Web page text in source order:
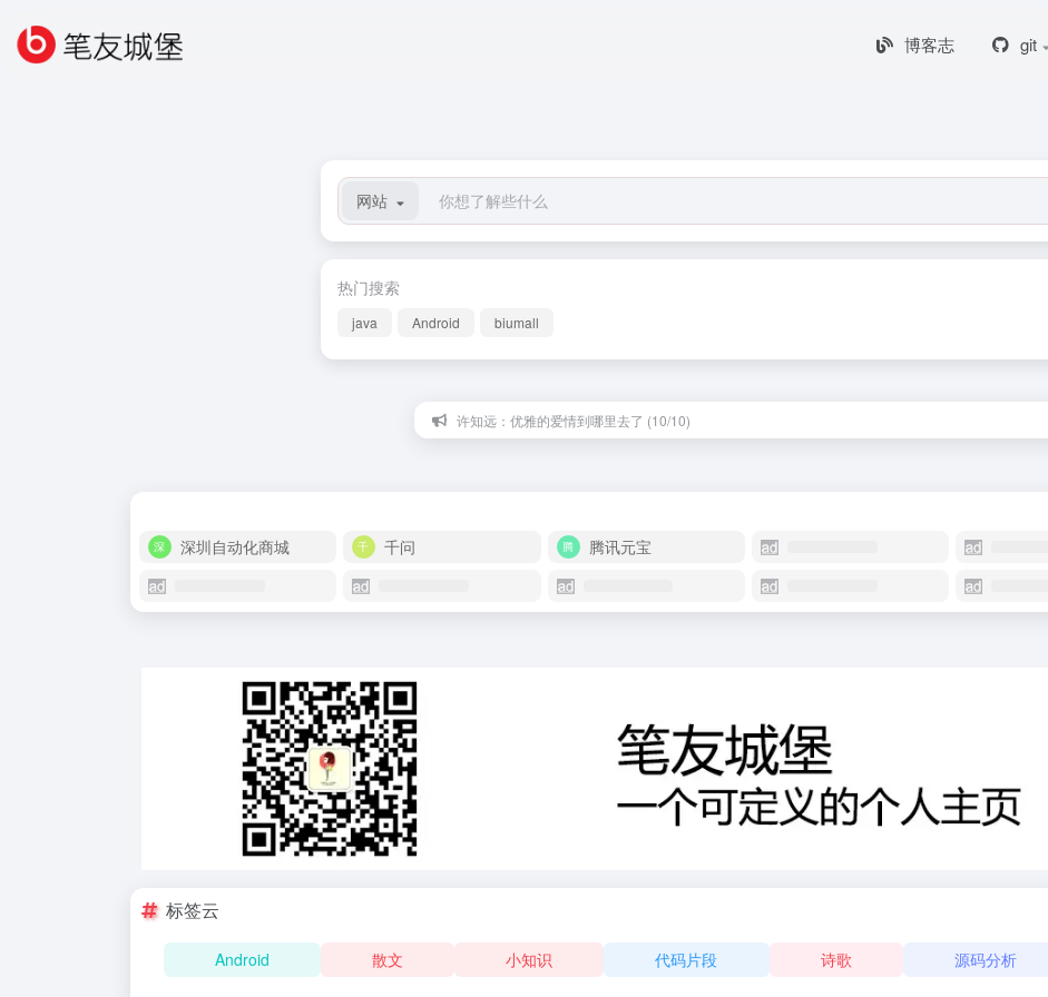
博客志 git
网站
热门搜索
java Android biumall
许知远：优雅的爱情到哪里去了 (10/10)
深圳自动化商城
千问 腾讯元宝
标签云
Android 散文 小知识 代码片段 诗歌 源码分析